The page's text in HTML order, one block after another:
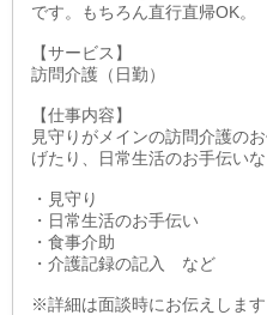
です。もちろん直行直帰OK。
【サービス】
訪問介護（日勤）
【仕事内容】
見守りがメインの訪問介護の
げたり、日常生活のお手伝いな
・見守り
・日常生活のお手伝い
・食事介助
・介護記録の記入 など
※詳細は面談時にお伝えします